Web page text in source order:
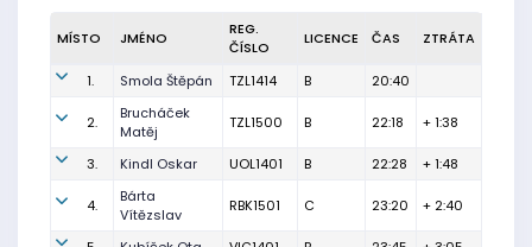
MÍSTO JMÉNO
REG.
ČÍSLO
LICENCE ČAS ZTRÁTA
1. Smola Štěpán TZL1414 B 20:40
2.
Brucháček
Matěj
TZL1500 B 22:18 + 1:38
3. Kindl Oskar UOL1401 B 22:28 + 1:48
4.
Bárta
Vítězslav
RBK1501 C 23:20 + 2:40